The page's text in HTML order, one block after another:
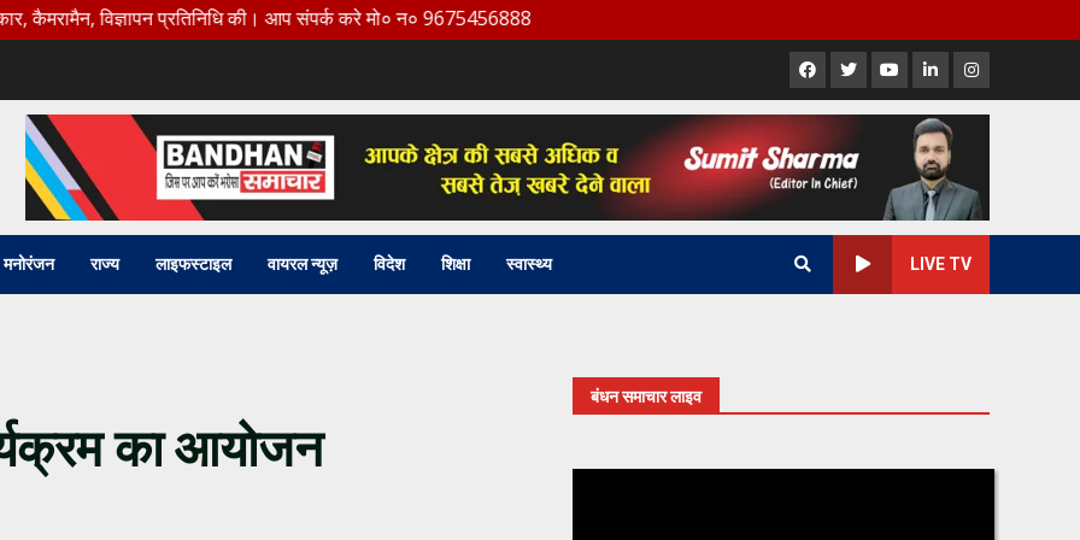
प्रतिनिधि की। आप संपर्क करे मो० न० 9675456888
Facebook
X YoutubeLinkedInInstagram
मनोरंजन राज्य लाइफस्टाइल वायरल न्यूज़ विदेश शिक्षा स्वास्थ्य LIVE TV
का आयोजन
बंधन समाचार लाइव